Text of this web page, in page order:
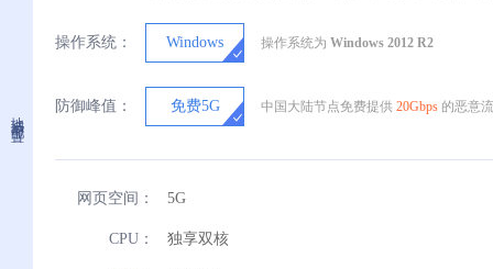
地域与配置
操作系统： Windows 操作系统为 Windows 2012 R2
防御峰值： 免费5G 中国大陆节点免费提供 20Gbps 的恶意
网页空间： 5G
CPU： 独享双核